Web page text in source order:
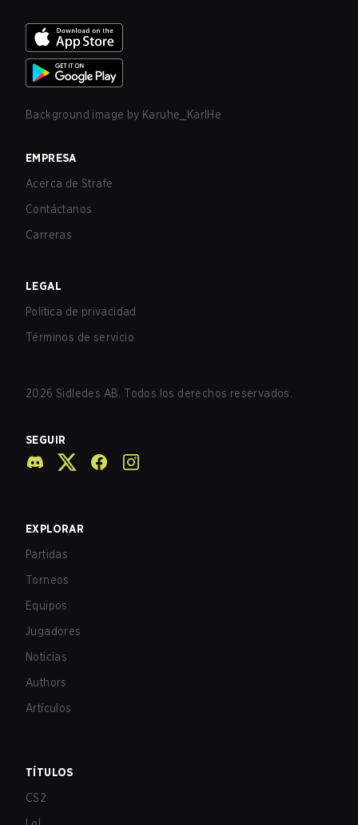
Background image by Karuhe_KarlHe
EMPRESA
Acerca de Strafe
Contáctanos
Carreras
LEGAL
Política de privacidad
Términos de servicio
2026 Sidledes AB. Todos los derechos reservados.
SEGUIR
EXPLORAR
Partidas
Torneos
Equipos
Jugadores
Noticias
Authors
Artículos
TÍTULOS
CS2